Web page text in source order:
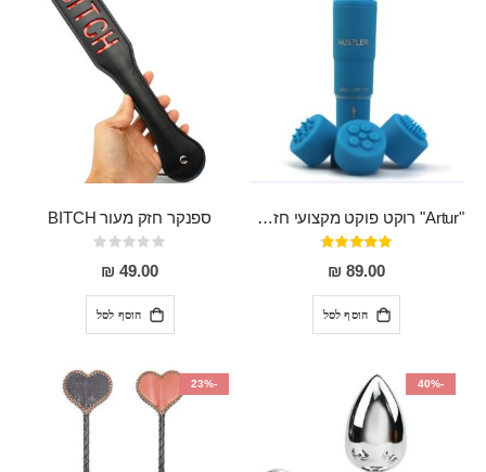
"Artur" רוקט פוקט מקצועי חזק במיוחד
דירוג:
95%
89.00 ₪
הוסף לסל
ספנקר חזק מעור BITCH
Rating:
0%
49.00 ₪
הוסף לסל
-40%
-23%